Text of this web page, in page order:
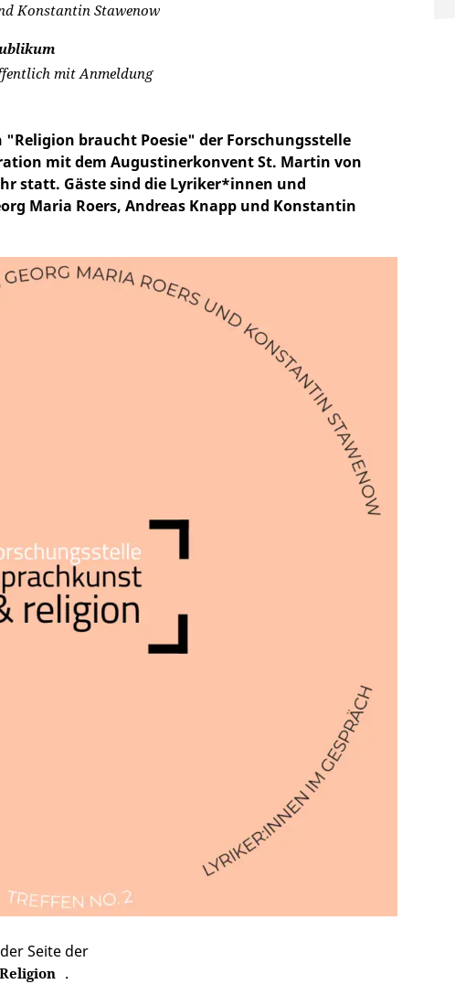
Konstantin Stawenow
mit Anmeldung
braucht Poesie" der Forschungsstelle
mit dem Augustinerkonvent St. Martin von
statt. Gäste sind die Lyriker*innen und
Maria Roers, Andreas Knapp und Konstantin
Seite der
.